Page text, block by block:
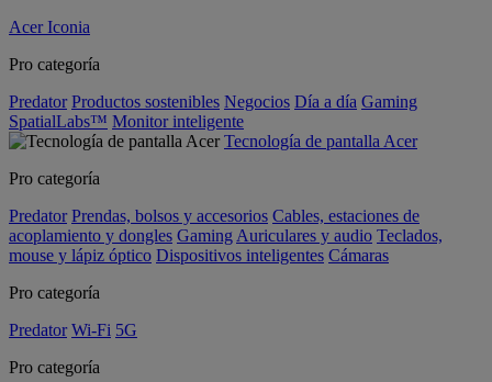
Acer Iconia
Pro categoría
Predator Productos sostenibles Negocios Día a día Gaming
SpatialLabs™ Monitor inteligente
Tecnología de pantalla Acer
Pro categoría
Predator Prendas, bolsos y accesorios Cables, estaciones de
acoplamiento y dongles Gaming Auriculares y audio Teclados,
mouse y lápiz óptico Dispositivos inteligentes Cámaras
Pro categoría
Predator Wi-Fi 5G
Pro categoría